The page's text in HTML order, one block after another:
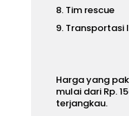
Tim rescue
Transportasi
Harga yang
mulai dari Rp.
terjangkau.